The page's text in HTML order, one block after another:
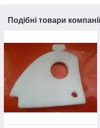
Подібні товари